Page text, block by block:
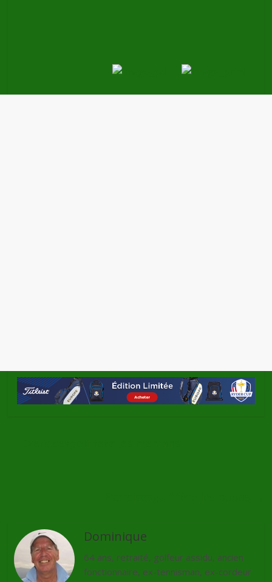
Dominique
64 ans, retraité, golfeur assidu, ancien
fonctionnaire, ex-tennisman, ex-cordeur